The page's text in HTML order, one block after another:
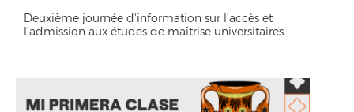
Deuxième journée d'information sur l'accès et
l'admission aux études de maîtrise universitaires